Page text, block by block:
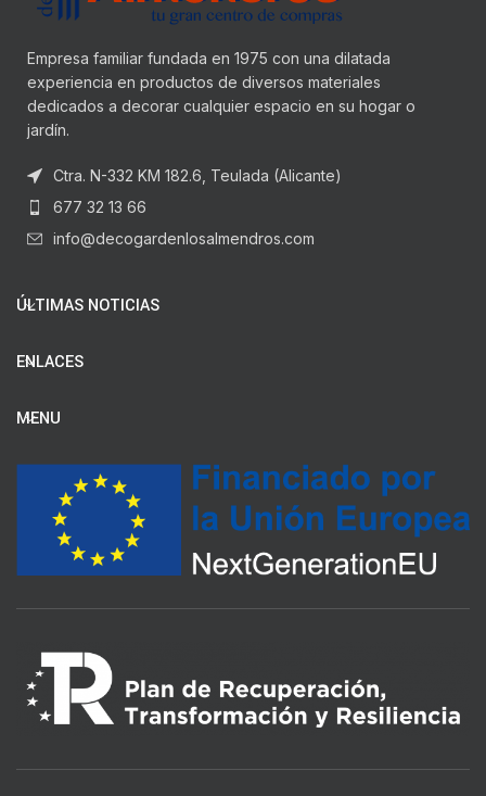
Empresa familiar fundada en 1975 con una dilatada
experiencia en productos de diversos materiales
dedicados a decorar cualquier espacio en su hogar o
jardín.
Ctra. N-332 KM 182.6, Teulada (Alicante)
677 32 13 66
info@decogardenlosalmendros.com
ÚLTIMAS NOTICIAS
ENLACES
MENU